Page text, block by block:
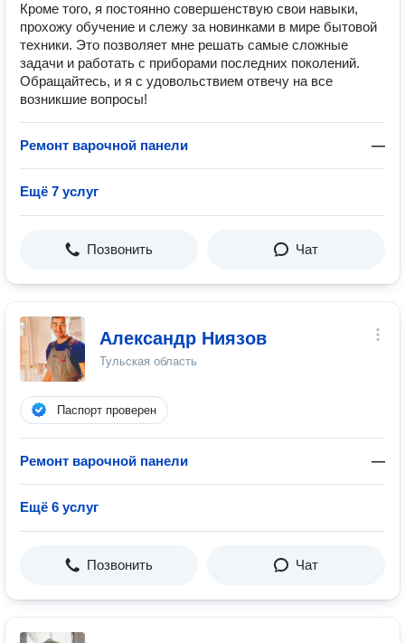
Кроме того, я постоянно совершенствую свои навыки,
прохожу обучение и слежу за новинками в мире бытовой
техники. Это позволяет мне решать самые сложные
задачи и работать с приборами последних поколений.
Обращайтесь, и я с удовольствием отвечу на все
возникшие вопросы!
Ремонт варочной панели —
Ещё 7 услуг
Позвонить Чат
Александр Ниязов
Тульская область
Паспорт проверен
Ремонт варочной панели —
Ещё 6 услуг
Позвонить Чат